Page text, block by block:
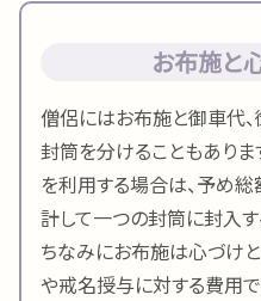
お布施と
僧侶にはお布施と御車代
封筒を分けることもあり
を利用する場合は、予め
計して一つの封筒に封入す
ちなみにお布施は心づけ
や戒名授与に対する費用